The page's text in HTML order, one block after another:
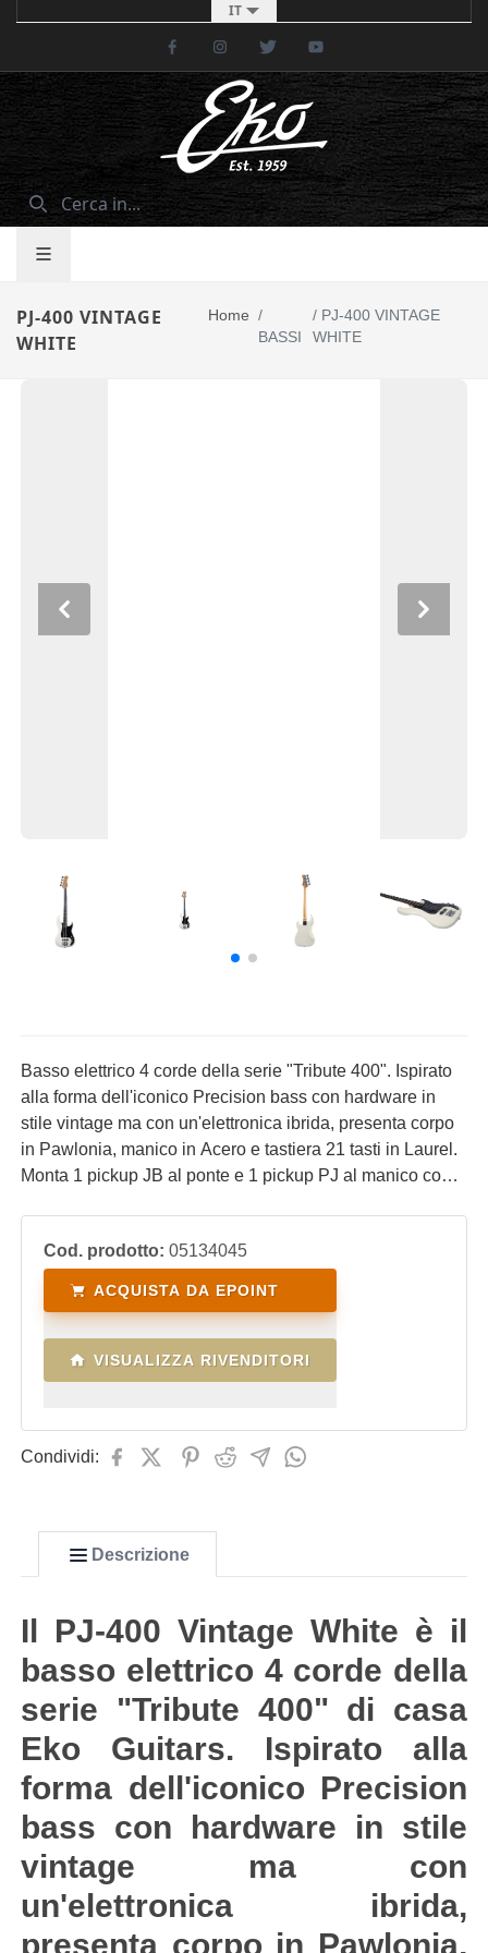
IT
FacebookInstagramTwitter
PJ-400 VINTAGE
WHITE
Home /
BASSI
/ PJ-400 VINTAGE
WHITE
Previous Next
Basso elettrico 4 corde della serie "Tribute 400". Ispirato
alla forma dell'iconico Precision bass con hardware in
stile vintage ma con un'elettronica ibrida, presenta corpo
in Pawlonia, manico in Acero e tastiera 21 tasti in Laurel.
Monta 1 pickup JB al ponte e 1 pickup PJ al manico con
performante e ad un costo contenuto.
Cod. prodotto: 05134045
ACQUISTA DA EPOINT
VISUALIZZA RIVENDITORI
Condividi:
Descrizione
Il PJ-400 Vintage White è il
basso elettrico 4 corde della
serie "Tribute 400" di casa
Eko Guitars. Ispirato alla
forma dell'iconico Precision
bass con hardware in stile
vintage ma con
un'elettronica ibrida,
presenta corpo in Pawlonia,